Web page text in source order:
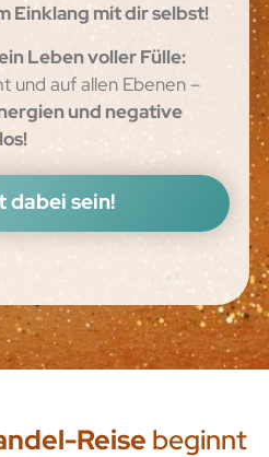
Einklang mit dir selbst!
Leben voller Fülle:
und auf allen Ebenen –
und negative
dabei sein!
Reise beginnt